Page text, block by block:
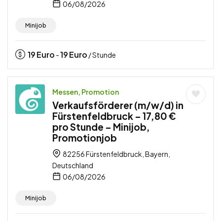
06/08/2026
Minijob
19Euro -19Euro / Stunde
Messen, Promotion
Verkaufsförderer (m/w/d) in
Fürstenfeldbruck – 17,80 €
pro Stunde – Minijob,
Promotionjob
82256 Fürstenfeldbruck, Bayern,
Deutschland
06/08/2026
Minijob